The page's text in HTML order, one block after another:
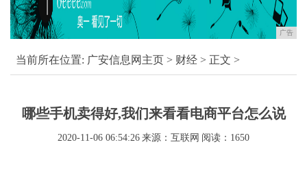
广告
当前所在位置: 广安信息网主页 > 财经 > 正文 >
哪些手机卖得好,我们来看看电商平台怎么说
2020-11-06 06:54:26 来源：互联网 阅读：1650